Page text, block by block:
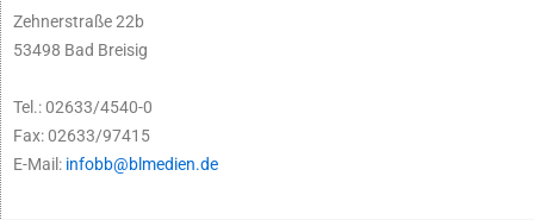
Zehnerstraße 22b
53498 Bad Breisig
Tel.: 02633/4540-0
Fax: 02633/97415
E-Mail: infobb@blmedien.de